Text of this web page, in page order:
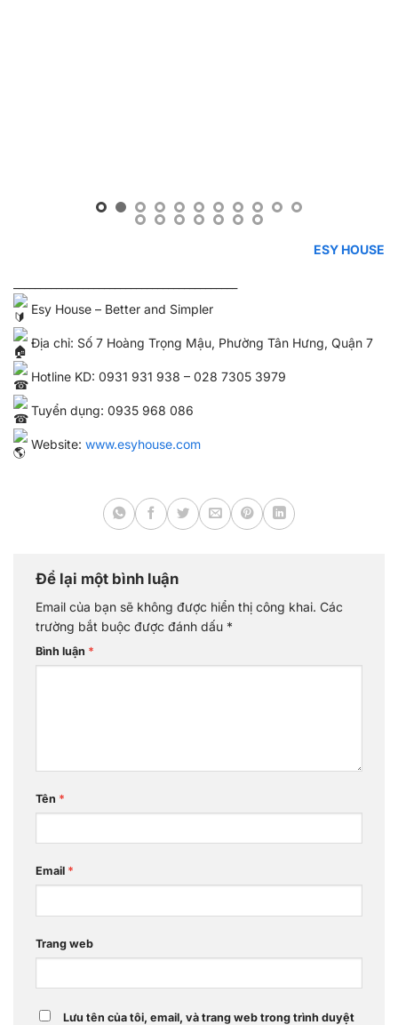
ESY HOUSE
Esy House – Better and Simpler
Địa chỉ: Số 7 Hoàng Trọng Mậu, Phường Tân Hưng, Quận 7
Hotline KD: 0931 931 938 – 028 7305 3979
Tuyển dụng: 0935 968 086
Website: www.esyhouse.com
Để lại một bình luận
Email của bạn sẽ không được hiển thị công khai. Các
trường bắt buộc được đánh dấu *
Bình luận *
Tên *
Email *
Trang web
Lưu tên của tôi, email, và trang web trong trình duyệt